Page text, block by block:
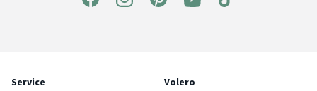
Service Volero